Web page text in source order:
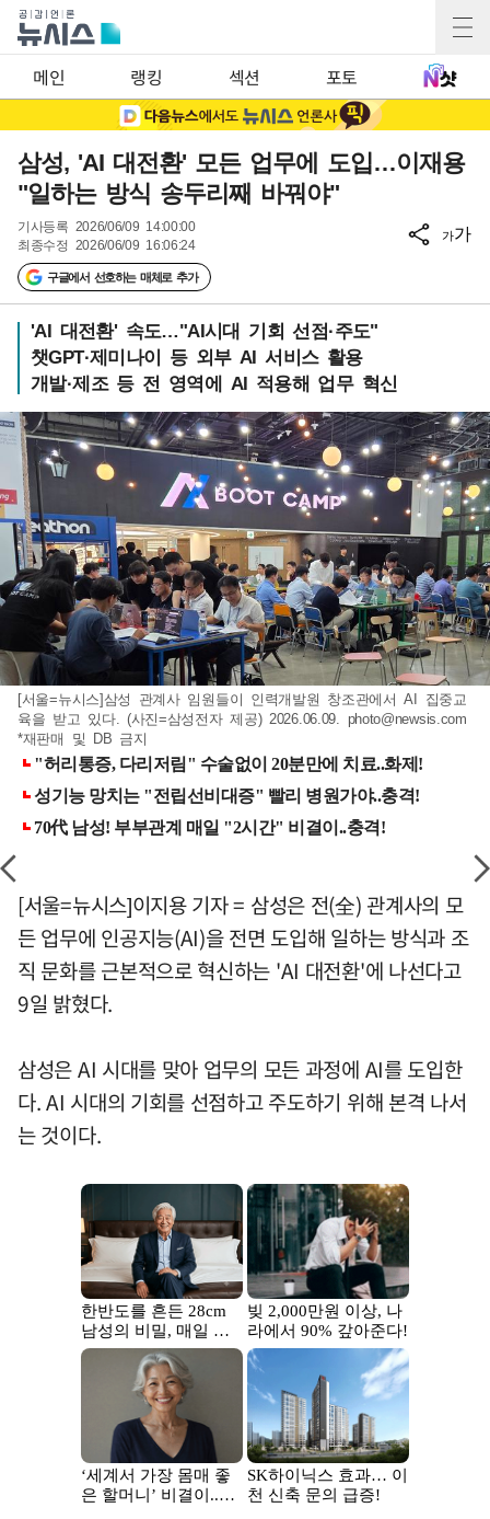
메인 랭킹 섹션 포토
삼성, 'AI 대전환' 모든 업무에 도입…이재용
"일하는 방식 송두리째 바꿔야"
기사등록 2026/06/09 14:00:00
최종수정 2026/06/09 16:06:24
구글에서 선호하는 매체로 추가
가가
'AI 대전환' 속도…"AI시대 기회 선점·주도"
챗GPT·제미나이 등 외부 AI 서비스 활용
개발·제조 등 전 영역에 AI 적용해 업무 혁신
[서울=뉴시스]삼성 관계사 임원들이 인력개발원 창조관에서 AI 집중교
육을 받고 있다. (사진=삼성전자 제공) 2026.06.09. photo@newsis.com
*재판매 및 DB 금지
[서울=뉴시스]이지용 기자 = 삼성은 전(全) 관계사의 모
든 업무에 인공지능(AI)을 전면 도입해 일하는 방식과 조
직 문화를 근본적으로 혁신하는 'AI 대전환'에 나선다고
9일 밝혔다.
삼성은 AI 시대를 맞아 업무의 모든 과정에 AI를 도입한
다. AI 시대의 기회를 선점하고 주도하기 위해 본격 나서
는 것이다.